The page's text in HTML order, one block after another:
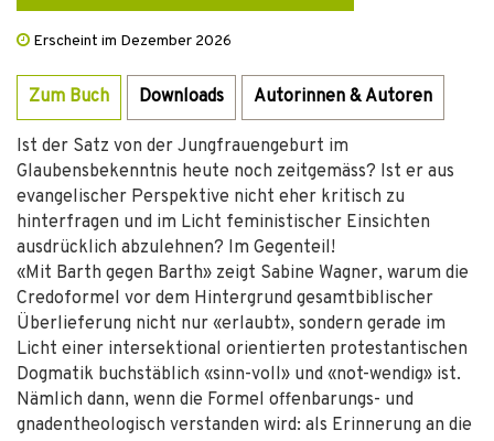
Erscheint im Dezember 2026
Zum Buch Downloads Autorinnen & Autoren
Ist der Satz von der Jungfrauengeburt im
Glaubensbekenntnis heute noch zeitgemäss? Ist er aus
evangelischer Perspektive nicht eher kritisch zu
hinterfragen und im Licht feministischer Einsichten
ausdrücklich abzulehnen? Im Gegenteil!
«Mit Barth gegen Barth» zeigt Sabine Wagner, warum die
Credoformel vor dem Hintergrund gesamtbiblischer
Überlieferung nicht nur «erlaubt», sondern gerade im
Licht einer intersektional orientierten protestantischen
Dogmatik buchstäblich «sinn-voll» und «not-wendig» ist.
Nämlich dann, wenn die Formel offenbarungs- und
gnadentheologisch verstanden wird: als Erinnerung an die